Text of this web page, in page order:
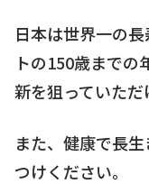
日本は世界一の
トの150歳までの
新を狙っていただ
また、健康で長
つけください。